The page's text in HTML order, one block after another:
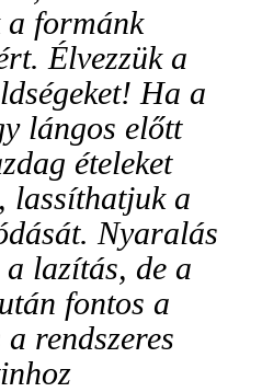
a formánk
Élvezzük a
Ha a
lángos előtt
ételeket
lassíthatjuk a
Nyaralás
lazítás, de a
fontos a
rendszeres